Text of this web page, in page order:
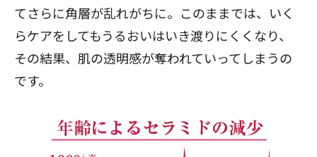
てさらに角層が乱れがちに。このままでは、いく
らケアをしてもうるおいはいき渡りにくくなり、
その結果、肌の透明感が奪われていってしまうの
です。